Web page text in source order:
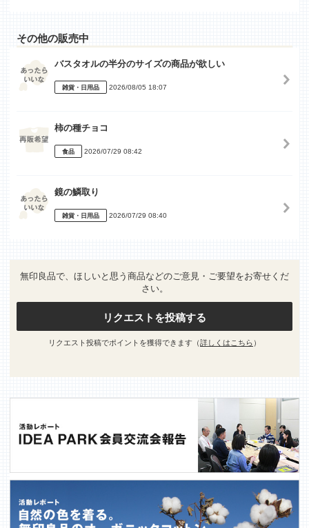
その他の販売中
バスタオルの半分のサイズの商品が欲しい
雑貨・日用品 2026/08/05 18:07
柿の種チョコ
食品 2026/07/29 08:42
鏡の鱗取り
雑貨・日用品 2026/07/29 08:40
無印良品で、ほしいと思う商品などのご意見・ご要望をお寄せくだ
さい。
リクエストを投稿する
リクエスト投稿でポイントを獲得できます（詳しくはこちら ）